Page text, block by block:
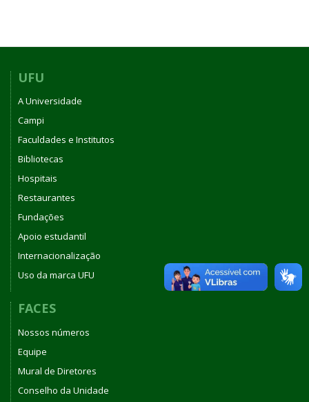
UFU
A Universidade
Campi
Faculdades e Institutos
Bibliotecas
Hospitais
Restaurantes
Fundações
Apoio estudantil
Internacionalização
Uso da marca UFU
FACES
Nossos números
Equipe
Mural de Diretores
Conselho da Unidade